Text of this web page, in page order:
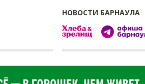
НОВОСТИ БАРНАУЛА